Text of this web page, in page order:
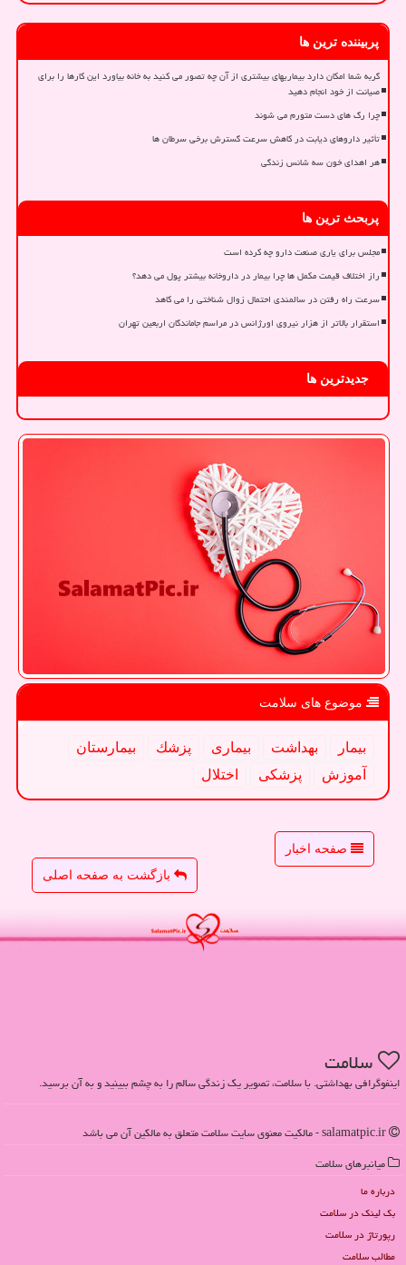
پربیننده ترین ها
گربه شما امکان دارد بیماریهای بیشتری از آن چه تصور می کنید به خانه بیاورد این کارها را برای
صیانت از خود انجام دهید
چرا رگ های دست متورم می شوند
تأثیر داروهای دیابت در کاهش سرعت گسترش برخی سرطان ها
هر اهدای خون سه شانس زندگی
پربحث ترین ها
مجلس برای یاری صنعت دارو چه کرده است
راز اختلاف قیمت مکمل ها چرا بیمار در داروخانه بیشتر پول می دهد؟
سرعت راه رفتن در سالمندی احتمال زوال شناختی را می کاهد
استقرار بالاتر از هزار نیروی اورژانس در مراسم جاماندگان اربعین تهران
جدیدترین ها
موضوع های سلامت
بیمار بهداشت بیماری پزشك
بیمارستان
آموزش
پزشكی اختلال
صفحه اخبار
بازگشت به صفحه اصلی
سلامت
اینفوگرافی بهداشتی. با سلامت، تصویر یک زندگی سالم را به چشم ببینید و به آن برسید.
میانبرهای سلامت
درباره ما
بک لینک در سلامت
رپورتاژ در سلامت
مطالب سلامت